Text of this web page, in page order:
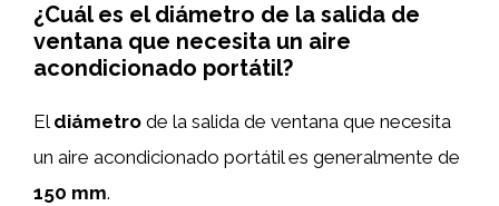
¿Cuál es el diámetro de la salida de
ventana que necesita un aire
acondicionado portátil?
El diámetro de la salida de ventana que necesita
un aire acondicionado portátil es generalmente de
150 mm.